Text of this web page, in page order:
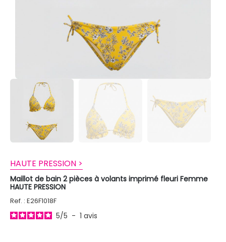
HAUTE PRESSION >
Maillot de bain 2 pièces à volants imprimé fleuri Femme
HAUTE PRESSION
Ref. : E26F1018F
5/5 - 1 avis